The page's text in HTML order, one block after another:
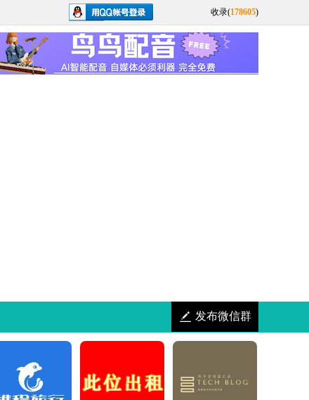
收录(178605)
发布微信群